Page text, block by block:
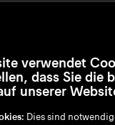
verwendet
dass Sie die
unserer
Dies sind